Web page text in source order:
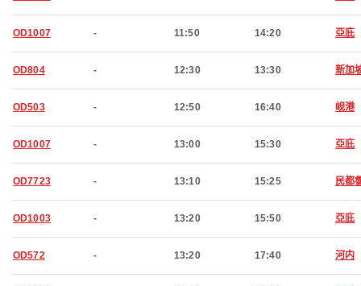
OD1007 - 11:50 14:20 亞庇
OD804 - 12:30 13:30 新加
OD503 - 12:50 16:40 岘港
OD1007 - 13:00 15:30 亞庇
OD7723 - 13:10 15:25 民都
OD1003 - 13:20 15:50 亞庇
OD572 - 13:20 17:40 河内